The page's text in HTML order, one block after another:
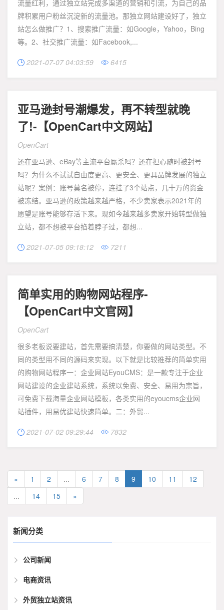
流量红利，通过独立站完成多渠道的营销和引流，为自己的品
牌积累用户粉丝沉淀新的流量池。那独立网站建设好了，独立
站怎么做推广？1、搜索推广流量：如Google，Yahoo，Bing
等。2、社交推广流量：如Facebook,...
 2021-07-07 04:03:59  6415
亚马逊封号潮爆发，再不转型就晚
了!-【OpenCart中文网站】
OpenCart
还在亚马逊、eBay等主流平台厮杀吗？还在担心随时被封号
吗？为什么不试试自由度更高、更安全、更具品牌发展的独立
站呢？案例：账号莫名被停，连挂了3个站点，几十万的资金
被冻结。亚马逊的政策越来越严格，不少卖家表示2021年的
愿望是账号能够存活下来。现如今越来越多卖家开始转型做独
立站，都不想被平台掐着脖子过，都想...
 2021-07-05 09:18:12  7211
简单实用的购物网站程序-
【OpenCart中文官网】
OpenCart
很多老板说要建站，首先需要搞清楚，你要做的网站类型。不
同的类型用不同的源码来实现。以下就是比较推荐的简单实用
的购物网站程序一：企业网站EyouCMS：是一款专注于企业
网站建设的企业建站系统，系统以免费、安全、易用为宗旨，
可免费下载海量企业网站模板，各类实用的eyoucms企业网
站插件，用易优建站快速简单。二：外贸...
 2021-07-02 09:29:44  7832
« 1 2 ... 6 7 8 9 10 11
12
...
14 15 »
新闻分类
公司新闻
电商资讯
外贸独立站资讯